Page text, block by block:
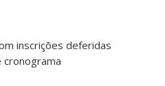
inscrições deferidas
cronograma